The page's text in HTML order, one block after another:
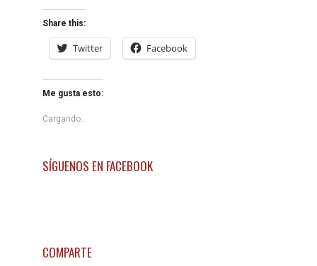
Share this:
Twitter Facebook
Me gusta esto:
Cargando...
SÍGUENOS EN FACEBOOK
COMPARTE